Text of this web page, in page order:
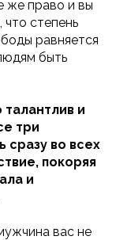
же право и вы
что степень
равняется
быть
и
три
сразу во всех
покоряя
и
вас не